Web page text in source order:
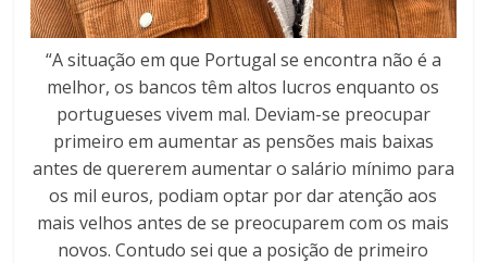
“A situação em que Portugal se encontra não é a
melhor, os bancos têm altos lucros enquanto os
portugueses vivem mal. Deviam-se preocupar
primeiro em aumentar as pensões mais baixas
antes de quererem aumentar o salário mínimo para
os mil euros, podiam optar por dar atenção aos
mais velhos antes de se preocuparem com os mais
novos. Contudo sei que a posição de primeiro